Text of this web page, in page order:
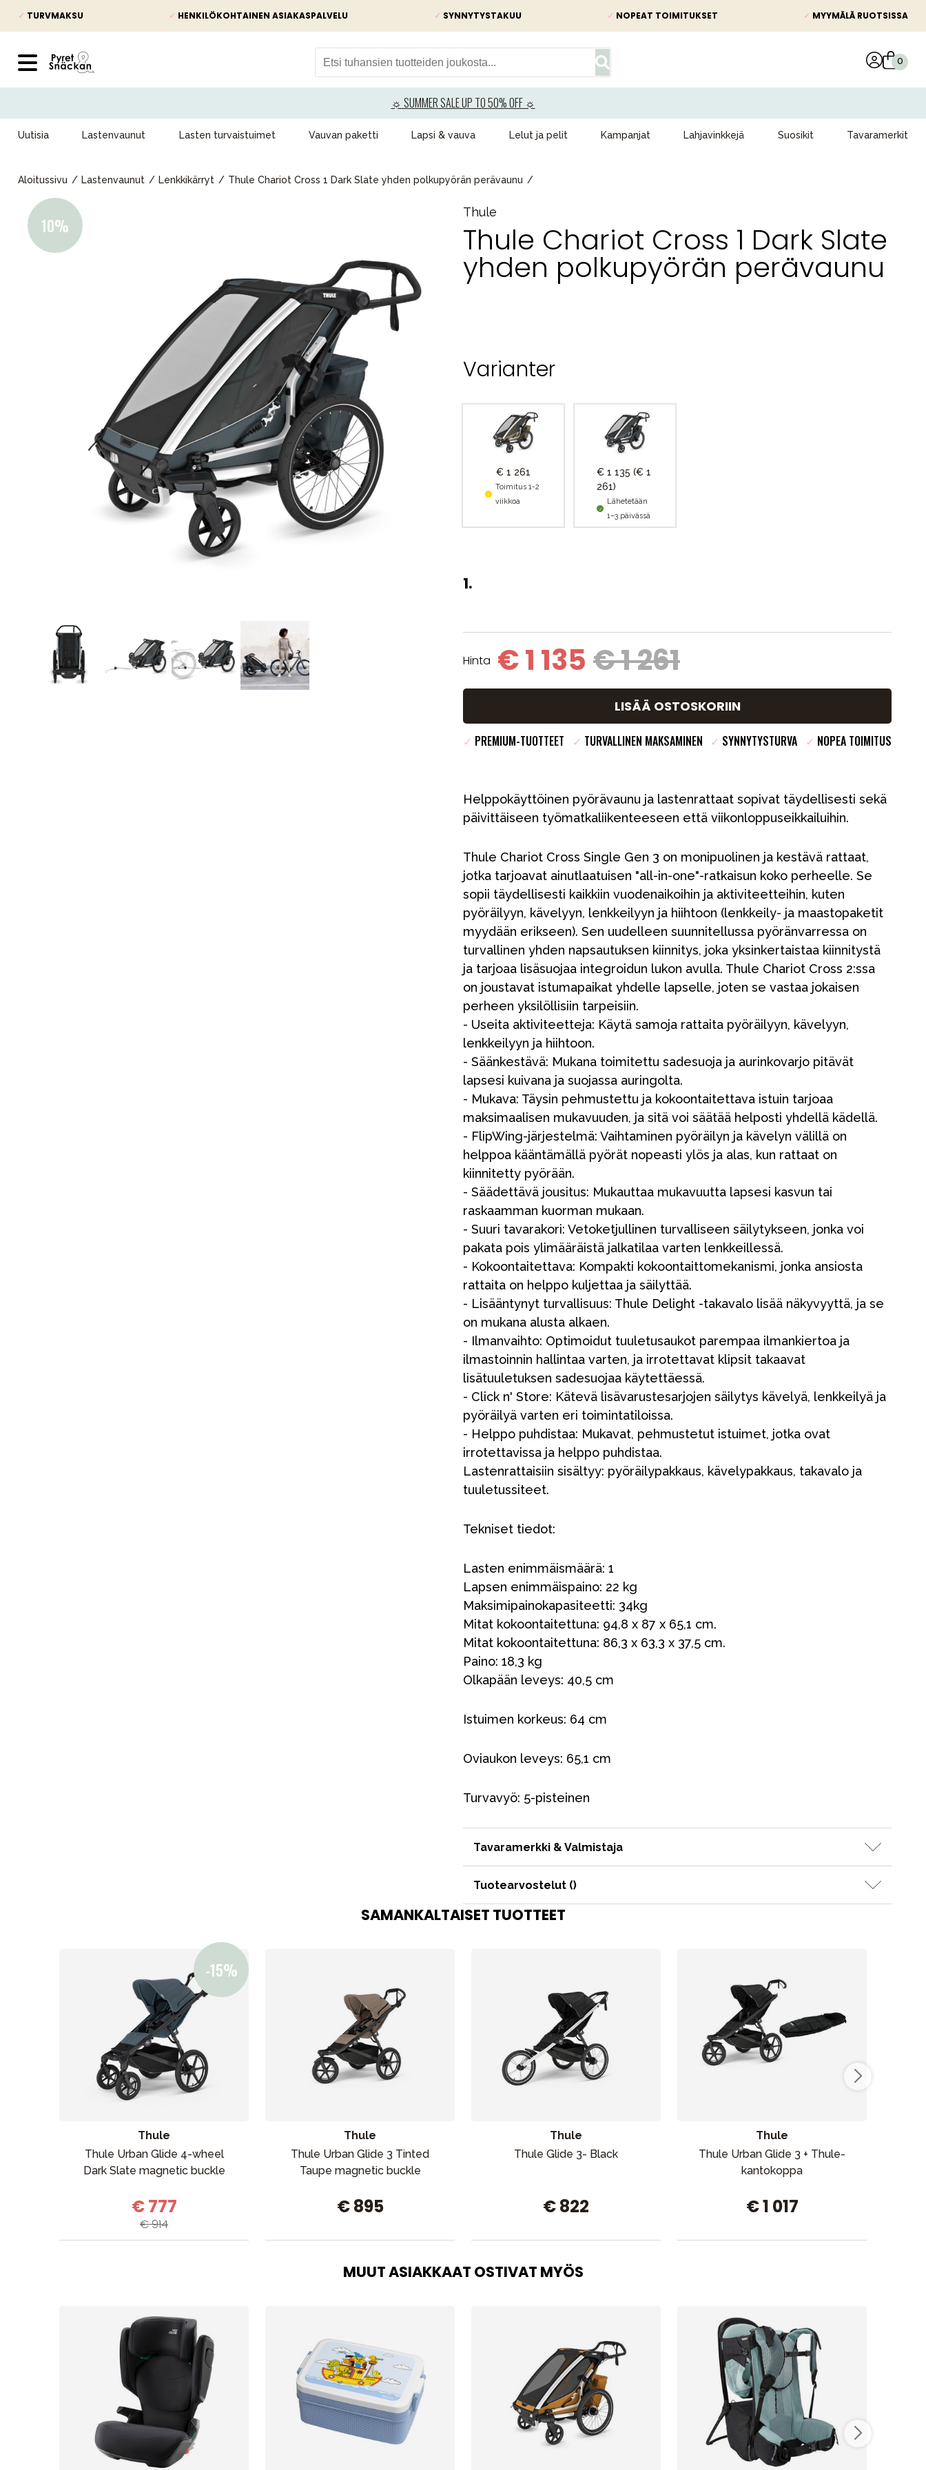
✓ TURVMAKSU ✓ HENKILÖKOHTAINEN ASIAKASPALVELU ✓ SYNNYTYSTAKUU ✓ NOPEAT TOIMITUKSET ✓ MYYMÄLÄ RUOTSISSA
☼ SUMMER SALE UP TO 50% OFF ☼
Uutisia Lastenvaunut Lasten turvaistuimet Vauvan paketti Lapsi & vauva Lelut ja pelit Kampanjat Lahjavinkkejä Suosikit Tavaramerkit
Aloitussivu Lastenvaunut Lenkkikärryt Thule Chariot Cross 1 Dark Slate yhden polkupyörän perävaunu
Thule
Thule Chariot Cross 1 Dark Slate
yhden polkupyörän perävaunu
Varianter
€ 1 261
Toimitus 1-2
viikkoa
€ 1 135 (€ 1
261)
Lähetetään
1–3 päivässä
1.
Hinta € 1 135 € 1 261
LISÄÄ OSTOSKORIIN
✓ PREMIUM-TUOTTEET ✓ TURVALLINEN MAKSAMINEN ✓ SYNNYTYSTURVA ✓ NOPEA TOIMITUS
Helppokäyttöinen pyörävaunu ja lastenrattaat sopivat täydellisesti sekä
päivittäiseen työmatkaliikenteeseen että viikonloppuseikkailuihin.
Thule Chariot Cross Single Gen 3 on monipuolinen ja kestävä rattaat,
jotka tarjoavat ainutlaatuisen "all-in-one"-ratkaisun koko perheelle. Se
sopii täydellisesti kaikkiin vuodenaikoihin ja aktiviteetteihin, kuten
pyöräilyyn, kävelyyn, lenkkeilyyn ja hiihtoon (lenkkeily- ja maastopaketit
myydään erikseen). Sen uudelleen suunnitellussa pyöränvarressa on
turvallinen yhden napsautuksen kiinnitys, joka yksinkertaistaa kiinnitystä
ja tarjoaa lisäsuojaa integroidun lukon avulla. Thule Chariot Cross 2:ssa
on joustavat istumapaikat yhdelle lapselle, joten se vastaa jokaisen
perheen yksilöllisiin tarpeisiin.
- Useita aktiviteetteja: Käytä samoja rattaita pyöräilyyn, kävelyyn,
lenkkeilyyn ja hiihtoon.
- Säänkestävä: Mukana toimitettu sadesuoja ja aurinkovarjo pitävät
lapsesi kuivana ja suojassa auringolta.
- Mukava: Täysin pehmustettu ja kokoontaitettava istuin tarjoaa
maksimaalisen mukavuuden, ja sitä voi säätää helposti yhdellä kädellä.
- FlipWing-järjestelmä: Vaihtaminen pyöräilyn ja kävelyn välillä on
helppoa kääntämällä pyörät nopeasti ylös ja alas, kun rattaat on
kiinnitetty pyörään.
- Säädettävä jousitus: Mukauttaa mukavuutta lapsesi kasvun tai
raskaamman kuorman mukaan.
- Suuri tavarakori: Vetoketjullinen turvalliseen säilytykseen, jonka voi
pakata pois ylimääräistä jalkatilaa varten lenkkeillessä.
- Kokoontaitettava: Kompakti kokoontaittomekanismi, jonka ansiosta
rattaita on helppo kuljettaa ja säilyttää.
- Lisääntynyt turvallisuus: Thule Delight -takavalo lisää näkyvyyttä, ja se
on mukana alusta alkaen.
- Ilmanvaihto: Optimoidut tuuletusaukot parempaa ilmankiertoa ja
ilmastoinnin hallintaa varten, ja irrotettavat klipsit takaavat
lisätuuletuksen sadesuojaa käytettäessä.
- Click n' Store: Kätevä lisävarustesarjojen säilytys kävelyä, lenkkeilyä ja
pyöräilyä varten eri toimintatiloissa.
- Helppo puhdistaa: Mukavat, pehmustetut istuimet, jotka ovat
irrotettavissa ja helppo puhdistaa.
Lastenrattaisiin sisältyy: pyöräilypakkaus, kävelypakkaus, takavalo ja
tuuletussiteet.
Tekniset tiedot:
Lasten enimmäismäärä: 1
Lapsen enimmäispaino: 22 kg
Maksimipainokapasiteetti: 34kg
Mitat kokoontaitettuna: 94,8 x 87 x 65,1 cm.
Mitat kokoontaitettuna: 86,3 x 63,3 x 37,5 cm.
Paino: 18,3 kg
Olkapään leveys: 40,5 cm
Istuimen korkeus: 64 cm
Oviaukon leveys: 65,1 cm
Turvavyö: 5-pisteinen
Tavaramerkki & Valmistaja
Tuotearvostelut ()
SAMANKALTAISET TUOTTEET
Thule
Thule Urban Glide 4-wheel
Dark Slate magnetic buckle
€ 777
€ 914
Thule
Thule Urban Glide 3 Tinted
Taupe magnetic buckle
€ 895
Thule
Thule Glide 3- Black
€ 822
Thule
Thule Urban Glide 3 + Thule-
kantokoppa
€ 1 017
MUUT ASIAKKAAT OSTIVAT MYÖS
VÅRT SORTIMENT
Äiti & Isä
Huonekalut & vuodevaatteet
Tarvikkeet
Varaosat
Lahjavinkkejä
Ota meihin yhteyttä osoitteessa